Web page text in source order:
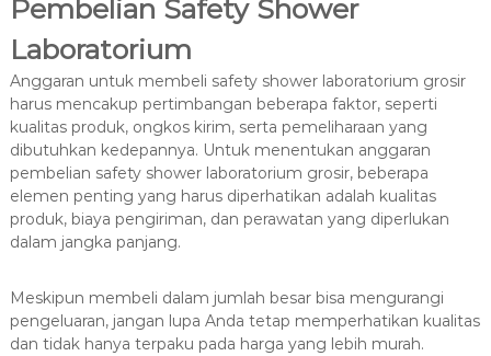
Pembelian Safety Shower
Laboratorium
Anggaran untuk membeli safety shower laboratorium grosir
harus mencakup pertimbangan beberapa faktor, seperti
kualitas produk, ongkos kirim, serta pemeliharaan yang
dibutuhkan kedepannya. Untuk menentukan anggaran
pembelian safety shower laboratorium grosir, beberapa
elemen penting yang harus diperhatikan adalah kualitas
produk, biaya pengiriman, dan perawatan yang diperlukan
dalam jangka panjang.
Meskipun membeli dalam jumlah besar bisa mengurangi
pengeluaran, jangan lupa Anda tetap memperhatikan kualitas
dan tidak hanya terpaku pada harga yang lebih murah.